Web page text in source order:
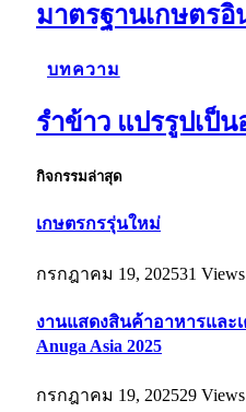
มาตรฐานเกษตรอิ
บทความ
รำข้าว แปรรูปเป็น
กิจกรรมล่าสุด
เกษตรกรรุ่นใหม่
กรกฎาคม 19, 202531 Views
งานแสดงสินค้าอาหารและ
Anuga Asia 2025
กรกฎาคม 19, 202529 Views